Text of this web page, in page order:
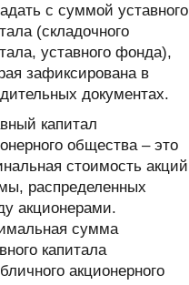
с суммой уставного
(складочного
уставного фонда),
зафиксирована в
документах.
капитал
общества – это
стоимость акций
распределенных
акционерами.
сумма
капитала
акционерного